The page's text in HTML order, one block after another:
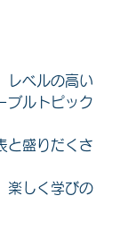
レベルの高い
ブルトピック
と盛りだくさ
楽しく学びの